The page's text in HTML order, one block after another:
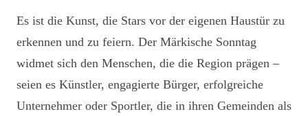
Es ist die Kunst, die Stars vor der eigenen Haustür zu
erkennen und zu feiern. Der Märkische Sonntag
widmet sich den Menschen, die die Region prägen –
seien es Künstler, engagierte Bürger, erfolgreiche
Unternehmer oder Sportler, die in ihren Gemeinden als